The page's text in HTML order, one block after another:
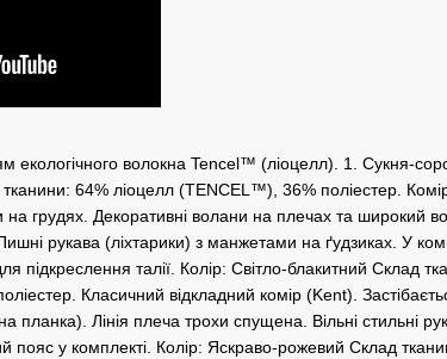
екологічного волокна Tencel™ (ліоцелл). 1. Сукня-
64% ліоцелл (TENCEL™), 36% поліестер.
на грудях. Декоративні волани на плечах та широкий
рукава (ліхтарики) з манжетами на ґудзиках. У
підкреслення талії. Колір: Світло-блакитний Склад
Класичний відкладний комір (Kent).
планка). Лінія плеча трохи спущена. Вільні стильні
пояс у комплекті. Колір: Яскраво-рожевий Склад